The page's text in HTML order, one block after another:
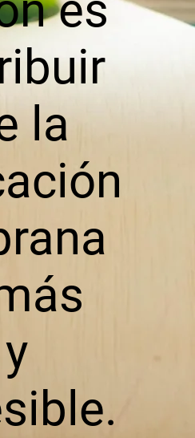
la